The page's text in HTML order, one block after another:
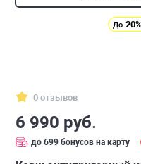
До 20%
0 отзывов
6 990 руб.
до 699 бонусов на карту